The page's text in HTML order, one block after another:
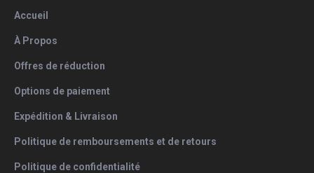
Accueil
À Propos
Offres de réduction
Options de paiement
Expédition & Livraison
Politique de remboursements et de retours
Politique de confidentialité